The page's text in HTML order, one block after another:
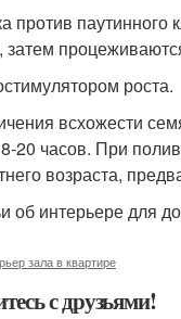
против паутинного
затем
роста.
всхожести
20 часов. При
возраста,
об интерьере для
зала в квартире
с друзьями!